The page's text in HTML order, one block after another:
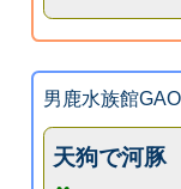
男鹿水族館GAO
天狗で河豚